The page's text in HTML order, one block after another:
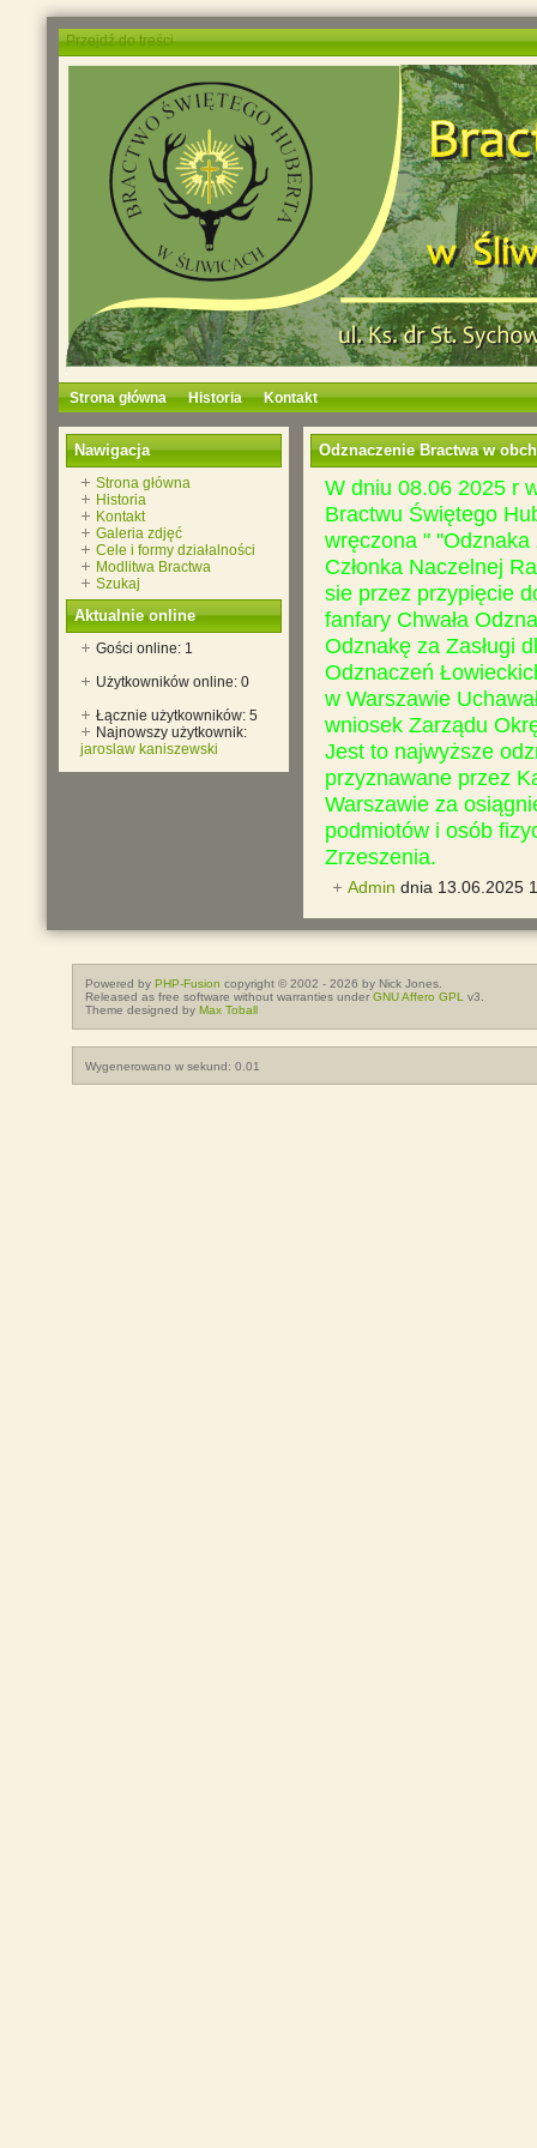
Przejdź do treści
Strona główna Historia Kontakt
Nawigacja
Strona główna
Historia
Kontakt
Galeria zdjęć
Cele i formy działalności
Modlitwa Bractwa
Szukaj
Aktualnie online
Gości online: 1
Użytkowników online: 0
Łącznie użytkowników: 5
Najnowszy użytkownik:
jaroslaw kaniszewski
Odznaczenie Bractwa w
W dniu 08.06 2025 r
Bractwu Świętego
wręczona " "Odznaka
Członka Naczelnej
sie przez przypięcie
fanfary Chwała
Odznakę za Zasługi
Odznaczeń
w Warszawie
wniosek Zarządu
Jest to najwyższe
przyznawane przez
Warszawie za
podmiotów i osób
Zrzeszenia.
Admin dnia 13.06.2025
Powered byPHP-Fusion copyright © 2002 - 2026 by Nick Jones.
Released as free software without warranties underGNU Affero GPL
v3.
Theme designed byMax Toball
Wygenerowano w sekund: 0.01